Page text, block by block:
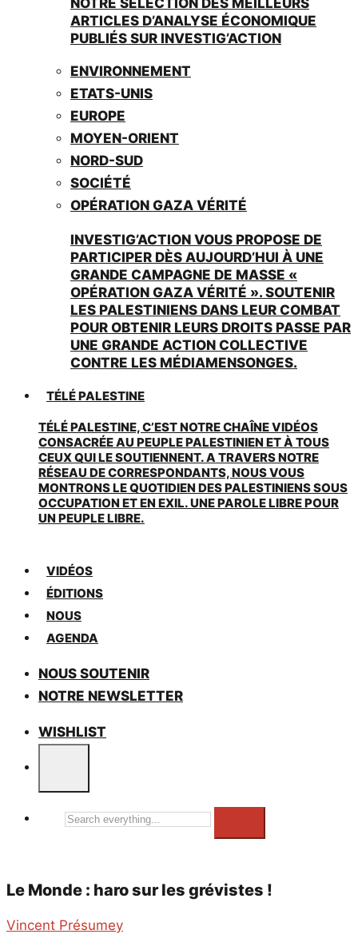
ARTICLES D’ANALYSE ÉCONOMIQUE
PUBLIÉS SUR INVESTIG’ACTION
ENVIRONNEMENT
ETATS-UNIS
EUROPE
MOYEN-ORIENT
NORD-SUD
SOCIÉTÉ
OPÉRATION GAZA VÉRITÉ
INVESTIG’ACTION VOUS PROPOSE DE
PARTICIPER DÈS AUJOURD’HUI À UNE
GRANDE CAMPAGNE DE MASSE «
OPÉRATION GAZA VÉRITÉ ». SOUTENIR
LES PALESTINIENS DANS LEUR COMBAT
POUR OBTENIR LEURS DROITS PASSE PAR
UNE GRANDE ACTION COLLECTIVE
CONTRE LES MÉDIAMENSONGES.
TÉLÉ PALESTINE
TÉLÉ PALESTINE, C’EST NOTRE CHAÎNE VIDÉOS
CONSACRÉE AU PEUPLE PALESTINIEN ET À TOUS
CEUX QUI LE SOUTIENNENT. A TRAVERS NOTRE
RÉSEAU DE CORRESPONDANTS, NOUS VOUS
MONTRONS LE QUOTIDIEN DES PALESTINIENS SOUS
OCCUPATION ET EN EXIL. UNE PAROLE LIBRE POUR
UN PEUPLE LIBRE.
VIDÉOS
ÉDITIONS
NOUS
AGENDA
NOUS SOUTENIR
NOTRE NEWSLETTER
WISHLIST
Search
Le Monde : haro sur les grévistes !
Vincent Présumey